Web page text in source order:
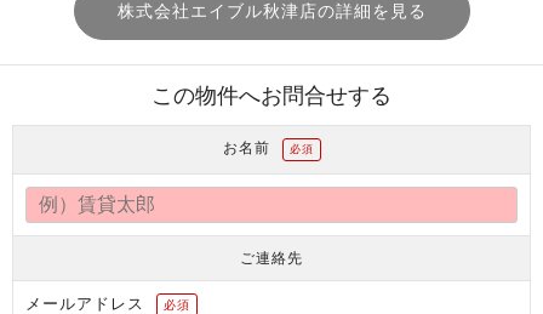
株式会社エイブル秋津店の詳細を見る
この物件へお問合せする
お名前 必須
ご連絡先
メールアドレス 必須